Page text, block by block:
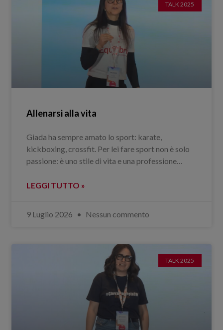
TALK 2025
Allenarsi alla vita
Giada ha sempre amato lo sport: karate,
kickboxing, crossfit. Per lei fare sport non è solo
passione: è uno stile di vita e una professione…
LEGGI TUTTO »
9 Luglio 2026 Nessun commento
TALK 2025